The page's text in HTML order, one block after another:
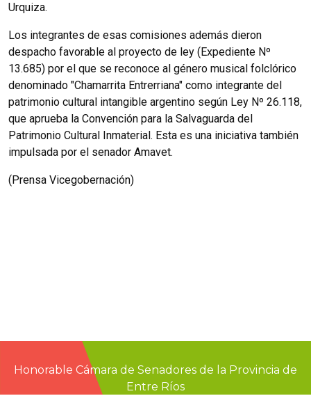
Urquiza.
Los integrantes de esas comisiones además dieron
despacho favorable al proyecto de ley (Expediente Nº
13.685) por el que se reconoce al género musical folclórico
denominado "Chamarrita Entrerriana" como integrante del
patrimonio cultural intangible argentino según Ley Nº 26.118,
que aprueba la Convención para la Salvaguarda del
Patrimonio Cultural Inmaterial. Esta es una iniciativa también
impulsada por el senador Amavet.
(Prensa Vicegobernación)
Honorable Cámara de Senadores de la Provincia de
Entre Ríos